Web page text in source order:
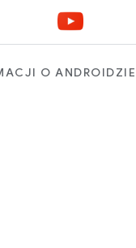
O ANDROIDZIE